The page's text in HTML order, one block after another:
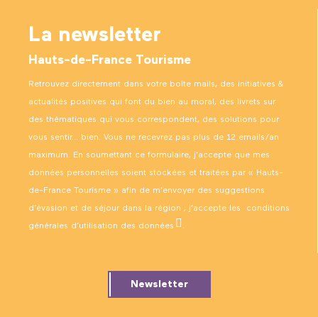
La newsletter
Hauts-de-France Tourisme
Retrouvez directement dans votre boîte mails, des initiatives &
actualités positives qui font du bien au moral, des livrets sur
des thématiques qui vous correspondent, des solutions pour
vous sentir… bien. Vous ne recevrez pas plus de 12 emails/an
maximum. En soumettant ce formulaire, j’accepte que mes
données personnelles soient stockées et traitées par « Hauts-
de-France Tourisme » afin de m’envoyer des suggestions
d’évasion et de séjour dans la région ; j’accepte les conditions
générales d’utilisation des données .
Newsletter